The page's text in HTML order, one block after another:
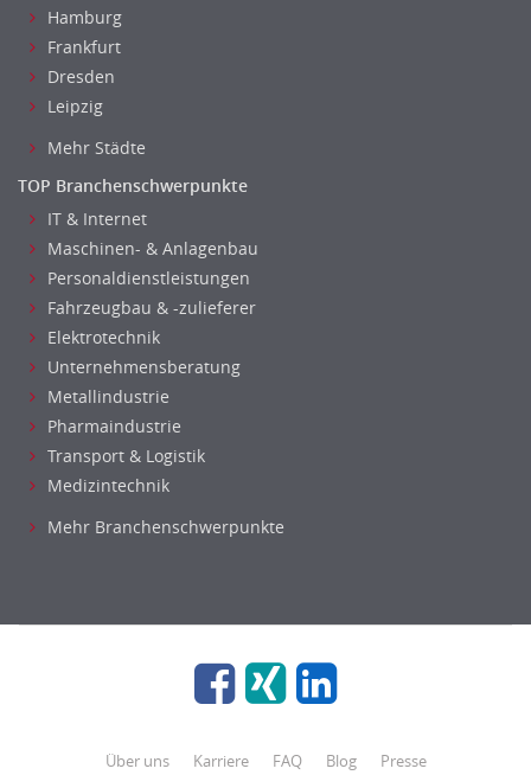
Hamburg
Frankfurt
Dresden
Leipzig
Mehr Städte
TOP Branchenschwerpunkte
IT & Internet
Maschinen- & Anlagenbau
Personaldienstleistungen
Fahrzeugbau & -zulieferer
Elektrotechnik
Unternehmensberatung
Metallindustrie
Pharmaindustrie
Transport & Logistik
Medizintechnik
Mehr Branchenschwerpunkte
Über uns Karriere FAQ Blog
Presse